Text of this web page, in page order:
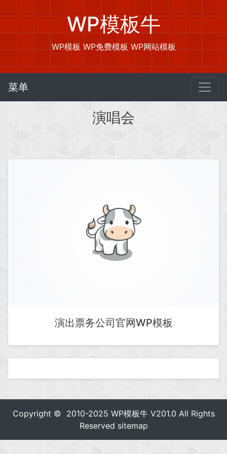
WP模板牛
WP模板 WP免费模板 WP网站模板
菜单
演唱会
演出票务公司官网WP模板
Copyright © 2010-2025 WP模板牛V201.0 All Rights
Reserved sitemap